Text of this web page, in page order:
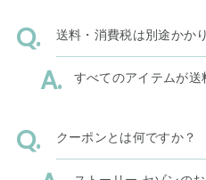
送料・消費税は別途かか
すべてのアイテムが送
クーポンとは何ですか？